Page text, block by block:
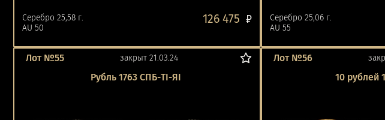
Серебро 25,58 г.
AU 50
126 475 ₽
Серебро 25,06 г.
AU 55
Лот №55 закрыт 21.03.24
Рубль 1763 СПБ-ТI-ЯI
Лот №56
10 рублей